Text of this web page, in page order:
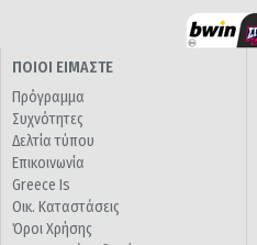
ΠΟΙΟΙ ΕΙΜΑΣΤΕ
Πρόγραμμα
Συχνότητες
Δελτία τύπου
Επικοινωνία
Greece Is
Οικ. Καταστάσεις
Όροι Χρήσης